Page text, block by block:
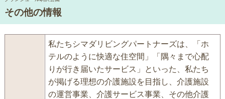
その他の情報
私たちシマダリビングパートナーズは、「ホ
テルのように快適な住空間」「隅々まで心配
りが行き届いたサービス」といった、私たち
が掲げる理想の介護施設を目指し、介護施設
の運営事業、介護サービス事業、その他介護